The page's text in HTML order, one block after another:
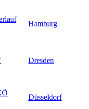
Hamburg
Dresden
Düsseldorf